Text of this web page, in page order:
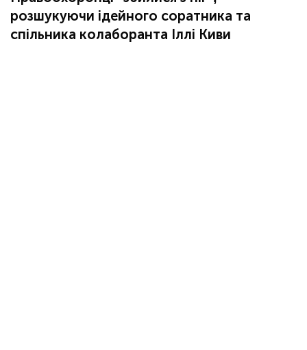
розшукуючи ідейного соратника та
спільника колаборанта Іллі Киви